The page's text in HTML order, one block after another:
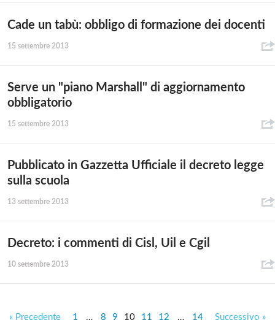
Cade un tabù: obbligo di formazione dei docenti
15 settembre 2013
Serve un "piano Marshall" di aggiornamento
obbligatorio
15 settembre 2013
Pubblicato in Gazzetta Ufficiale il decreto legge
sulla scuola
13 settembre 2013
Decreto: i commenti di Cisl, Uil e Cgil
10 settembre 2013
« Precedente 1 … 8 9 10 11 12 … 14 Successivo »